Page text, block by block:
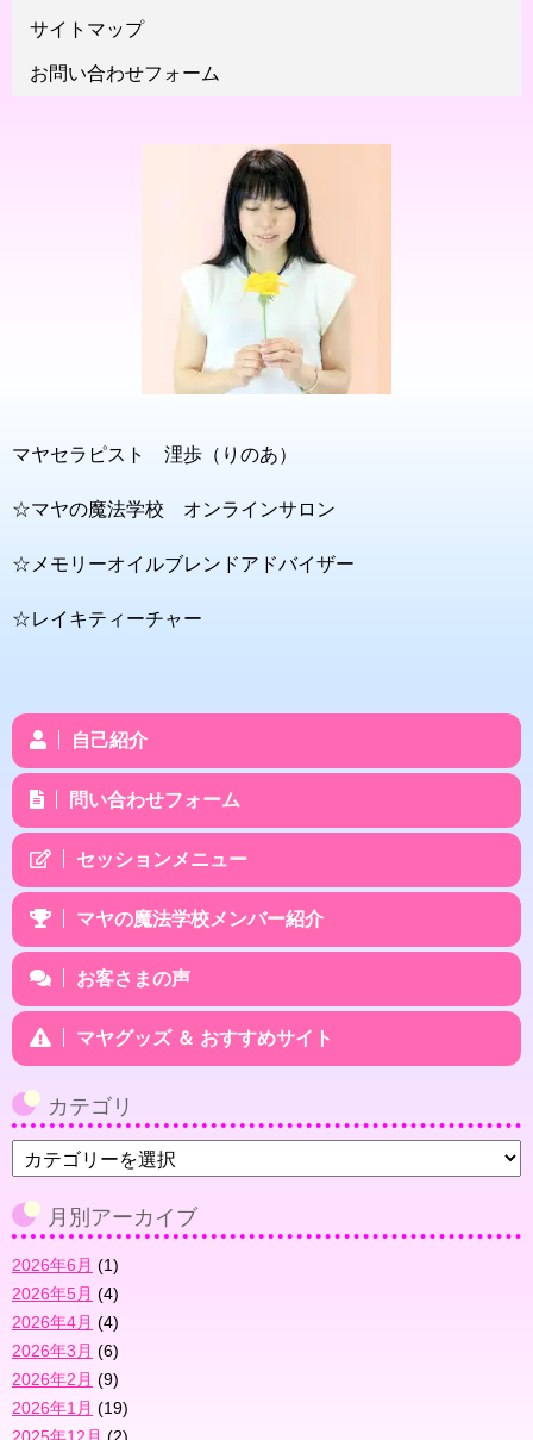
サイトマップ
お問い合わせフォーム
マヤセラピスト 浬歩（りのあ）
☆マヤの魔法学校 オンラインサロン
☆メモリーオイルブレンドアドバイザー
☆レイキティーチャー
自己紹介
問い合わせフォーム
セッションメニュー
マヤの魔法学校メンバー紹介
お客さまの声
マヤグッズ ＆ おすすめサイト
カテゴリ
テ
ゴ
リ
月別アーカイブ
2026年6月 (1)
2026年5月 (4)
2026年4月 (4)
2026年3月 (6)
2026年2月 (9)
2026年1月 (19)
2025年12月 (2)